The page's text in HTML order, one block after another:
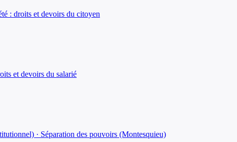
: droits et devoirs du citoyen
et devoirs du salarié
· Séparation des pouvoirs (Montesquieu)